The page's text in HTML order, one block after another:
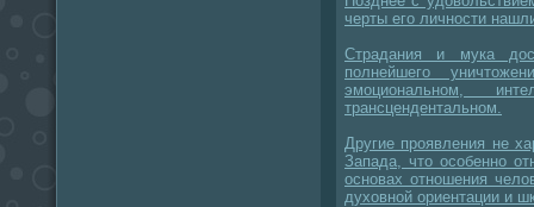
черты его личности
Страдания и мука
полнейшего
эмоциональном,
трансцендентальном.
Другие проявления не
Запада, что особенно
основах отношения
духовной ориентации и